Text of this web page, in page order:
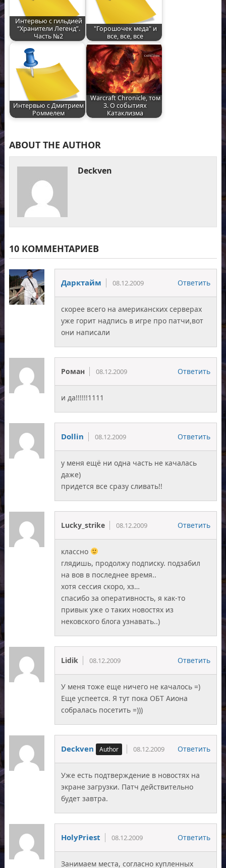
Интервью с гильдией
“Хранители Легенд”.
Часть №2
"Горошочек меда" и
все, все, все
Интервью с Дмитрием
Роммелем
Warcraft Chronicle, том
3. О событиях
Катаклизма
ABOUT THE AUTHOR
Deckven
10 КОММЕНТАРИЕВ
Дарктайм 08.12.2009 Ответить
скорее всего на американских серверах
уже горит надпись в игре про патчи,вот
они написали
Роман 08.12.2009 Ответить
и да!!!!!!1111
Dollin 08.12.2009 Ответить
у меня ещё ни одна часть не качалась
даже)
придется все сразу сливать!!
Lucky_strike 08.12.2009 Ответить
классно
глядишь, продолжу подписку. подзабил
на вов в последнее время..
хотя сессия скоро, хз…
спасибо за оперативность, я как-то
привык уже о таких новостях из
нековского блога узнавать..)
Lidik 08.12.2009 Ответить
У меня тоже еще ничего не качалось =)
Еще успеется. Я тут пока ОБТ Аиона
собралась посетить =)))
Deckven 08.12.2009 Ответить
Уже есть подтверждение в новостях на
экране загрузки. Патч действительно
будет завтра.
HolyPriest 08.12.2009 Ответить
Занимаем места, согласно купленных